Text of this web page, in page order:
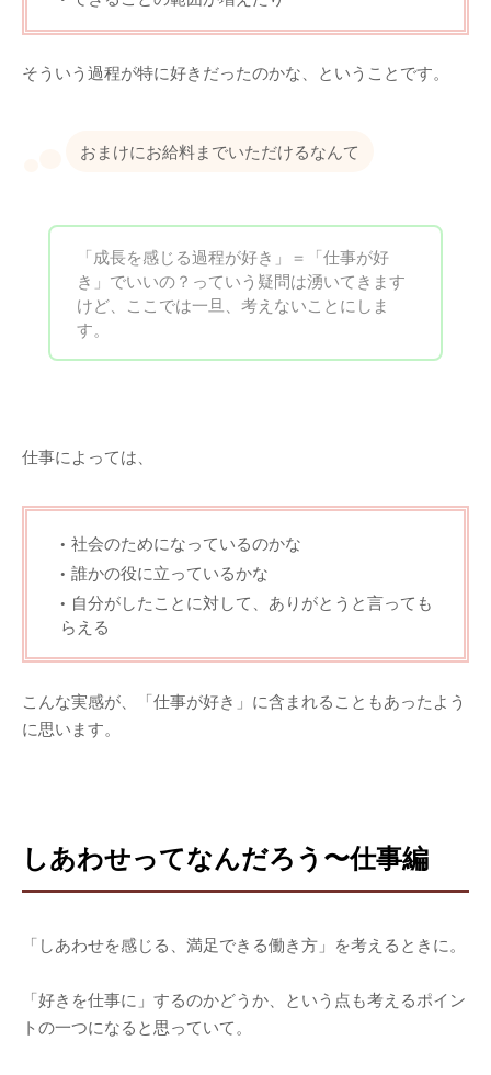
そういう過程が特に好きだったのかな、ということです。
おまけにお給料までいただけるなんて
「成長を感じる過程が好き」＝「仕事が好
き」でいいの？っていう疑問は湧いてきます
けど、ここでは一旦、考えないことにしま
す。
仕事によっては、
社会のためになっているのかな
誰かの役に立っているかな
自分がしたことに対して、ありがとうと言っても
らえる
こんな実感が、「仕事が好き」に含まれることもあったよう
に思います。
しあわせってなんだろう〜仕事編
「しあわせを感じる、満足できる働き方」を考えるときに。
「好きを仕事に」するのかどうか、という点も考えるポイン
トの一つになると思っていて。